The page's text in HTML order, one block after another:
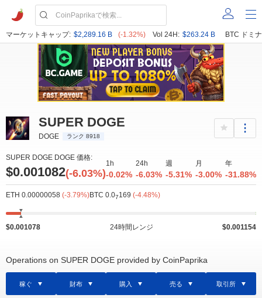
マーケットキャップ: $2,289.16 B (-1.32%) Vol 24H: $263.24 B BTC ドミ
SUPER DOGE
DOGE ランク 8918
SUPER DOGE DOGE 価格:
$0.001082(-6.03%)
1h
-0.02%
24h
-6.03%
週
-5.31%
月
-3.00%
年
-31.88%
ETH 0.00000058 (-3.79%)BTC 0.07169 (-4.48%)
$0.001078 24時間レンジ $0.001154
Operations on SUPER DOGE provided by CoinPaprika
稼ぐ 財布 購入 売る 取引所